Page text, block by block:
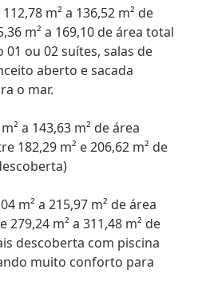
m² a 136,52 m² de
m² a 169,10 de área total
ou 02 suítes, salas de
aberto e sacada
o mar.
a 143,63 m² de área
182,29 m² e 206,62 m² de
m² a 215,97 m² de área
m² a 311,48 m² de
descoberta com piscina
muito conforto para